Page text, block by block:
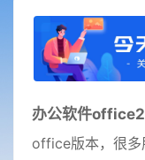
办公软件
office版本，很多